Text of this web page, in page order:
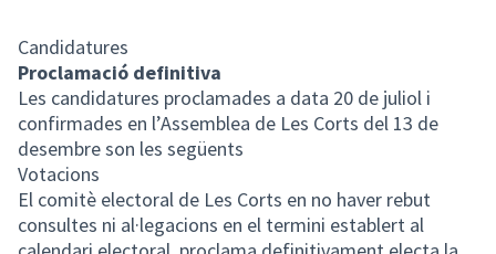
Candidatures
Proclamació definitiva
Les candidatures proclamades a data 20 de juliol i
confirmades en l’Assemblea de Les Corts del 13 de
desembre son les següents
Votacions
El comitè electoral de Les Corts en no haver rebut
consultes ni al·legacions en el termini establert al